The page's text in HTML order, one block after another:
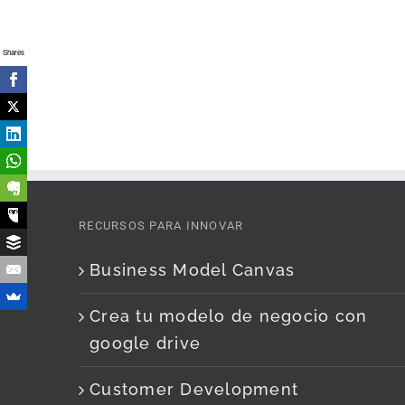
RECURSOS PARA INNOVAR
Business Model Canvas
Crea tu modelo de negocio con
google drive
Customer Development
Shares